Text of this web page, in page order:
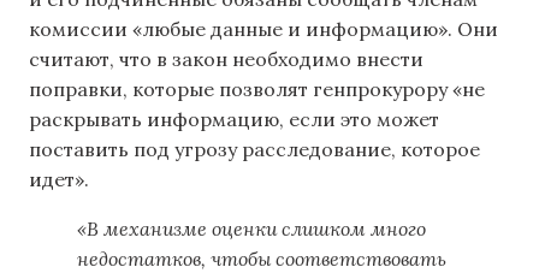
комиссии «любые данные и информацию». Они
считают, что в закон необходимо внести
поправки, которые позволят генпрокурору «не
раскрывать информацию, если это может
поставить под угрозу расследование, которое
идет».
«В механизме оценки слишком много
недостатков, чтобы соответствовать